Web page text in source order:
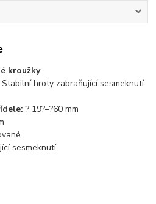
kroužky
hroty zabraňující sesmeknutí.
? 19?–?60 mm
sesmeknutí